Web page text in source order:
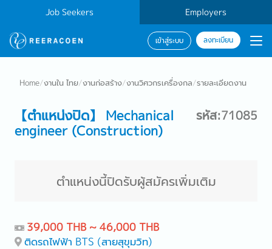
Job Seekers Employers
เข้าสู่ระบบ ลงทะเบียน
Home/งานใน ไทย/งานก่อสร้าง/งานวิศวกรเครื่องกล/รายละเอียดงาน
【ตำแหน่งปิด】 Mechanical
engineer (Construction)
รหัส:71085
ตำแหน่งนี้ปิดรับผู้สมัครเพิ่มเติม
39,000 THB ~ 46,000 THB
ติดรถไฟฟ้า BTS (สายสุขุมวิท)